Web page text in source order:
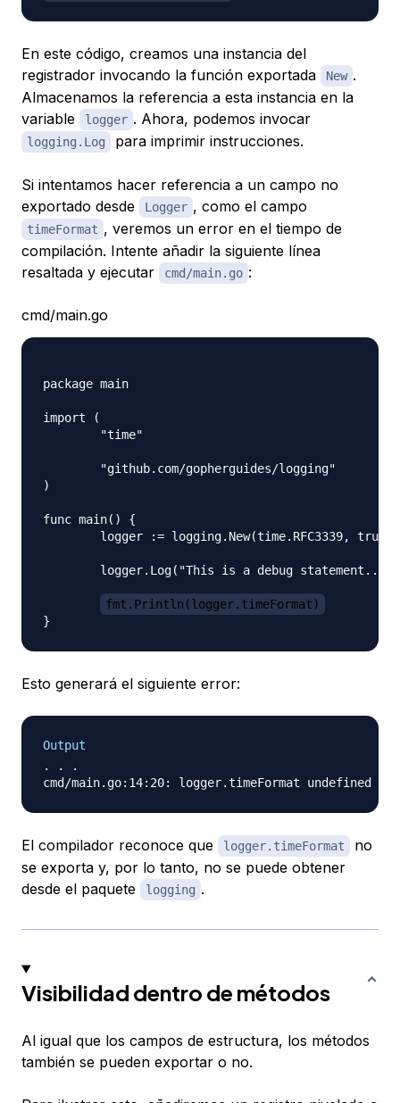
En este código, creamos una instancia del
registrador invocando la función exportada
New .
Almacenamos la referencia a esta instancia en la
variable
logger . Ahora, podemos invocar
logging.Log para imprimir instrucciones.
Si intentamos hacer referencia a un campo no
exportado desde
Logger , como el campo
timeFormat , veremos un error en el tiempo de
compilación. Intente añadir la siguiente línea
resaltada y ejecutar
cmd/main.go :
cmd/main.go
package main
import (
)
func main() {
fmt.Println(logger.timeFormat)
Esto generará el siguiente error:
Output
. . .
El compilador reconoce que logger.timeFormat
no
se exporta y, por lo tanto, no se puede obtener
desde el paquete
logging .
Visibilidad dentro de métodos
Al igual que los campos de estructura, los métodos
también se pueden exportar o no.